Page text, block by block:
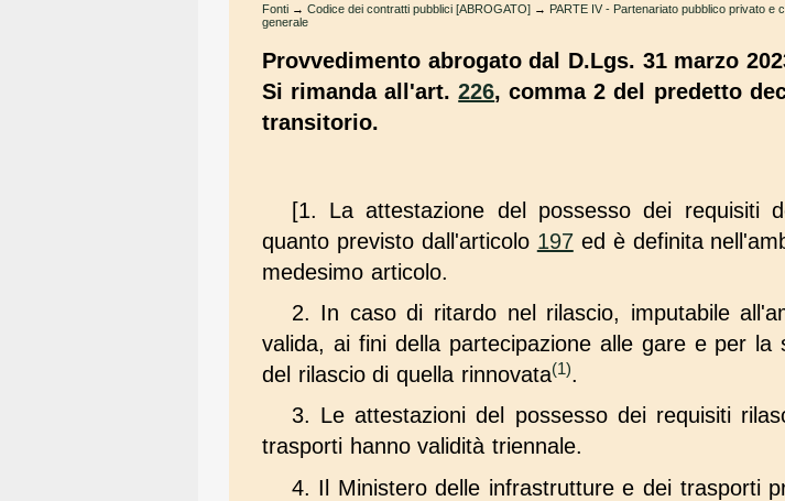
Fonti → Codice dei contratti pubblici [ABROGATO] → PARTE IV - Partenariato pubblico privato e
generale
Provvedimento abrogato dal D.Lgs. 31 marzo
Si rimanda all'art.226, comma 2 del predetto
transitorio.
[1. La attestazione del possesso dei requisiti
quanto previsto dall'articolo 197ed è definita
medesimo articolo.
2. In caso di ritardo nel rilascio, imputabile
valida, ai fini della partecipazione alle gare e per
del rilascio di quella rinnovata(1).
3. Le attestazioni del possesso dei requisiti
trasporti hanno validità triennale.
4. Il Ministero delle infrastrutture e dei trasporti